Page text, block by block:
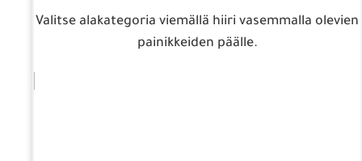
Valitse alakategoria viemällä hiiri vasemmalla olevien
painikkeiden päälle.